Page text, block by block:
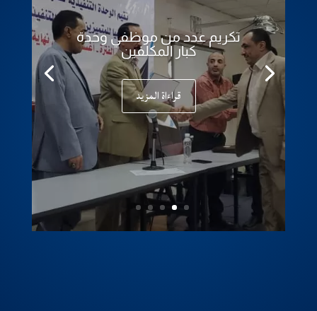
تكريم عدد من موظفي وحدة
كبار المكلفين
قراءاة المزيد